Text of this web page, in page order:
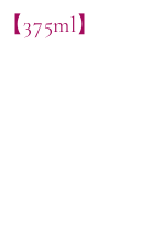
375ml】